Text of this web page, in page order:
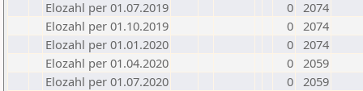
Elozahl per 01.07.2019
0 2074
Elozahl per 01.10.2019
0 2074
Elozahl per 01.01.2020
0 2074
Elozahl per 01.04.2020
0 2059
Elozahl per 01.07.2020
0 2059